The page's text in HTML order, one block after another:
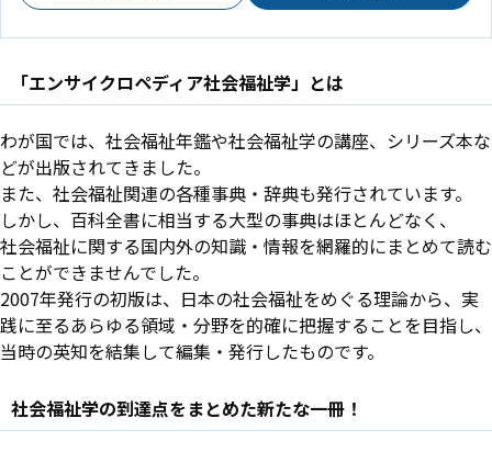
「エンサイクロペディア社会福祉学」とは
わが国では、社会福祉年鑑や社会福祉学の講座、シリーズ本な
どが出版されてきました。
また、社会福祉関連の各種事典・辞典も発行されています。
しかし、百科全書に相当する大型の事典はほとんどなく、
社会福祉に関する国内外の知識・情報を網羅的にまとめて読む
ことができませんでした。
2007年発行の初版は、日本の社会福祉をめぐる理論から、実
践に至るあらゆる領域・分野を的確に把握することを目指し、
当時の英知を結集して編集・発行したものです。
社会福祉学の到達点をまとめた新たな一冊！